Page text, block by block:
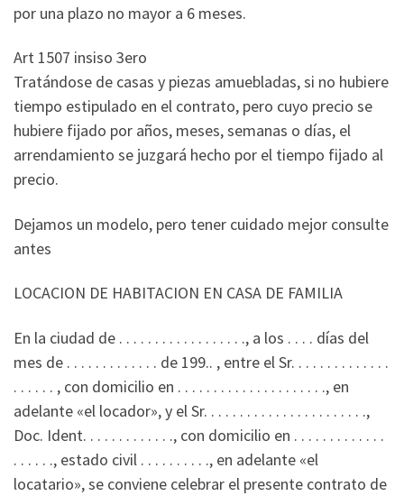
por una plazo no mayor a 6 meses.
Art 1507 insiso 3ero
Tratándose de casas y piezas amuebladas, si no hubiere
tiempo estipulado en el contrato, pero cuyo precio se
hubiere fijado por años, meses, semanas o días, el
arrendamiento se juzgará hecho por el tiempo fijado al
precio.
Dejamos un modelo, pero tener cuidado mejor consulte
antes
LOCACION DE HABITACION EN CASA DE FAMILIA
En la ciudad de . . . . . . . . . . . . . . . . . ., a los . . . . días del
mes de . . . . . . . . . . . . . de 199.. , entre el Sr. . . . . . . . . . . . . .
. . . . . . , con domicilio en . . . . . . . . . . . . . . . . . . . . ., en
adelante «el locador», y el Sr. . . . . . . . . . . . . . . . . . . . . . .,
Doc. Ident. . . . . . . . . . . . ., con domicilio en . . . . . . . . . . . . .
. . . . . ., estado civil . . . . . . . . . ., en adelante «el
locatario», se conviene celebrar el presente contrato de